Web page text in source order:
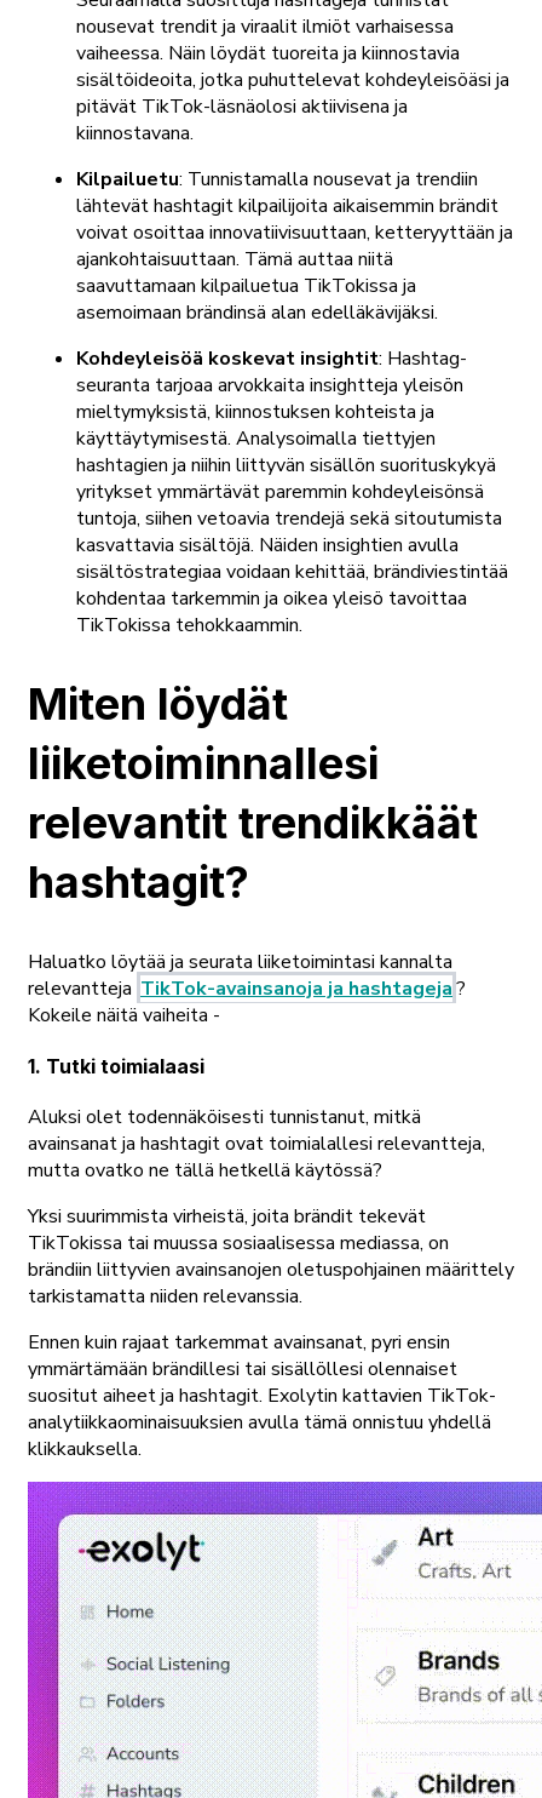
nousevat trendit ja viraalit ilmiöt varhaisessa
vaiheessa. Näin löydät tuoreita ja kiinnostavia
sisältöideoita, jotka puhuttelevat kohdeyleisöäsi ja
pitävät TikTok-läsnäolosi aktiivisena ja
kiinnostavana.
Kilpailuetu: Tunnistamalla nousevat ja trendiin
lähtevät hashtagit kilpailijoita aikaisemmin brändit
voivat osoittaa innovatiivisuuttaan, ketteryyttään ja
ajankohtaisuuttaan. Tämä auttaa niitä
saavuttamaan kilpailuetua TikTokissa ja
asemoimaan brändinsä alan edelläkävijäksi.
Kohdeyleisöä koskevat insightit: Hashtag-
seuranta tarjoaa arvokkaita insightteja yleisön
mieltymyksistä, kiinnostuksen kohteista ja
käyttäytymisestä. Analysoimalla tiettyjen
hashtagien ja niihin liittyvän sisällön suorituskykyä
yritykset ymmärtävät paremmin kohdeyleisönsä
tuntoja, siihen vetoavia trendejä sekä sitoutumista
kasvattavia sisältöjä. Näiden insightien avulla
sisältöstrategiaa voidaan kehittää, brändiviestintää
kohdentaa tarkemmin ja oikea yleisö tavoittaa
TikTokissa tehokkaammin.
Miten löydät
liiketoiminnallesi
relevantit trendikkäät
hashtagit?
Haluatko löytää ja seurata liiketoimintasi kannalta
relevantteja TikTok-avainsanoja ja hashtageja?
Kokeile näitä vaiheita -
1. Tutki toimialaasi
Aluksi olet todennäköisesti tunnistanut, mitkä
avainsanat ja hashtagit ovat toimialallesi relevantteja,
mutta ovatko ne tällä hetkellä käytössä?
Yksi suurimmista virheistä, joita brändit tekevät
TikTokissa tai muussa sosiaalisessa mediassa, on
brändiin liittyvien avainsanojen oletuspohjainen määrittely
tarkistamatta niiden relevanssia.
Ennen kuin rajaat tarkemmat avainsanat, pyri ensin
ymmärtämään brändillesi tai sisällöllesi olennaiset
suositut aiheet ja hashtagit. Exolytin kattavien TikTok-
analytiikkaominaisuuksien avulla tämä onnistuu yhdellä
klikkauksella.